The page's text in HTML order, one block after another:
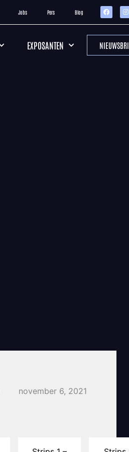
Jobs Pers Blog
EXPOSANTEN
november 6, 2021